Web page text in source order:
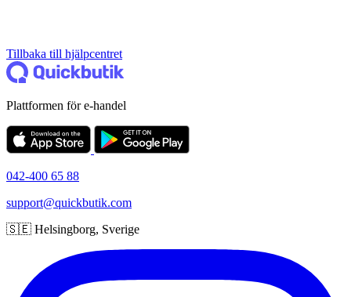
Tillbaka till hjälpcentret
Plattformen för e-handel
042-400 65 88
support@quickbutik.com
🇸🇪 Helsingborg, Sverige